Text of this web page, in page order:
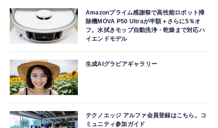
Amazonプライム感謝祭で高性能ロボット掃
除機MOVA P50 Ultraが半額＋さらに5％オ
フ。水拭きモップ自動洗浄・乾燥まで対応ハ
イエンドモデル
生成AIグラビアギャラリー
テクノエッジ アルファ会員登録はこちら。コ
ミュニティ参加ガイド